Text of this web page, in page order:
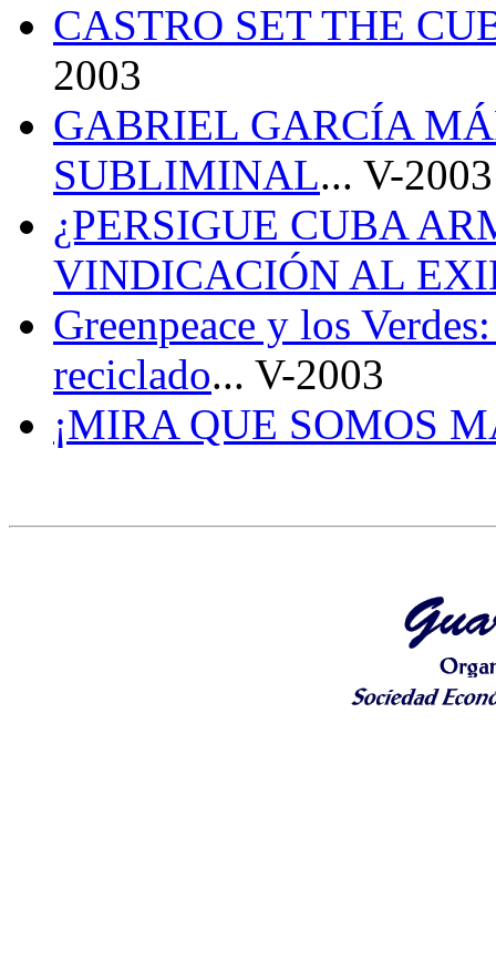
CASTRO SET THE
2003
GABRIEL GARCÍA
SUBLIMINAL... V-2003
¿PERSIGUE CUBA
VINDICACIÓN AL
Greenpeace y los
reciclado... V-2003
¡MIRA QUE SOMOS